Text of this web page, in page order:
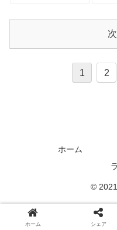
1 2
ホーム
©
ホーム シェア